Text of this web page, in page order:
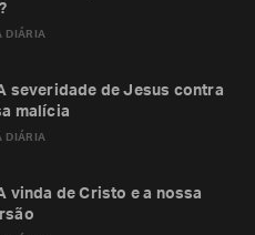
DIÁRIA
DIÁRIA
severidade de Jesus contra
malícia
vinda de Cristo e a nossa